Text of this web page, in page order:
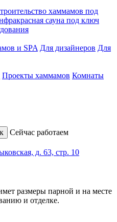
хаммамов под
сауна под ключ
и SPA Для дизайнеров Для
Проекты хаммамов Комнаты
Сейчас работаем
д. 63, стр. 10
размеры парной и на месте
и отделке.